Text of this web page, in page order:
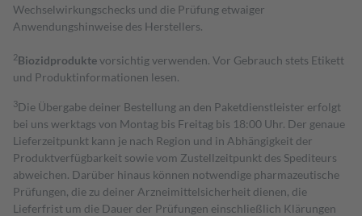
Wechselwirkungschecks und die Prüfung etwaiger
Anwendungshinweise des Herstellers.
2Biozidproduktevorsichtig verwenden. Vor Gebrauch stets Etikett
und Produktinformationen lesen.
3Die Übergabe deiner Bestellung an den Paketdienstleister erfolgt
bei uns werktags von Montag bis Freitag bis 18:00 Uhr. Der genaue
Lieferzeitpunkt kann je nach Region und in Abhängigkeit der
Produktverfügbarkeit sowie vom Zustellzeitpunkt des Spediteurs
abweichen. Darüber hinaus können notwendige pharmazeutische
Prüfungen, die zu deiner Arzneimittelsicherheit dienen, die
Lieferfrist um die Dauer der Prüfungen einschließlich Klärungen